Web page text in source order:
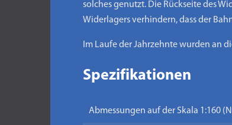
solches genutzt. Die Rückseite des
Widerlagers verhindern, dass der
Im Laufe der Jahrzehnte wurden an
Spezifikationen
Abmessungen auf der Skala 1:160